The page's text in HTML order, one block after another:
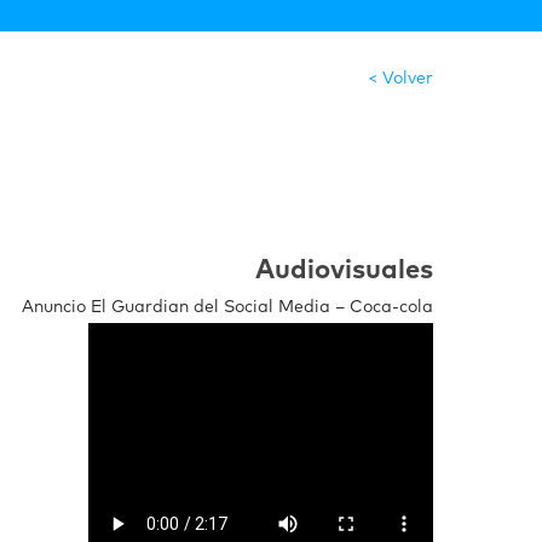
< Volver
Audiovisuales
Anuncio El Guardian del Social Media – Coca-cola